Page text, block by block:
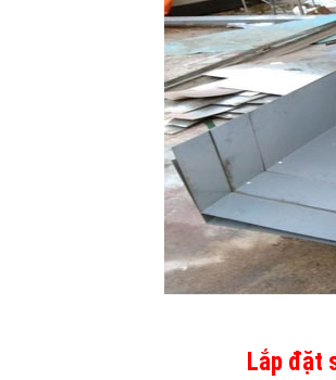
Lắp đặt